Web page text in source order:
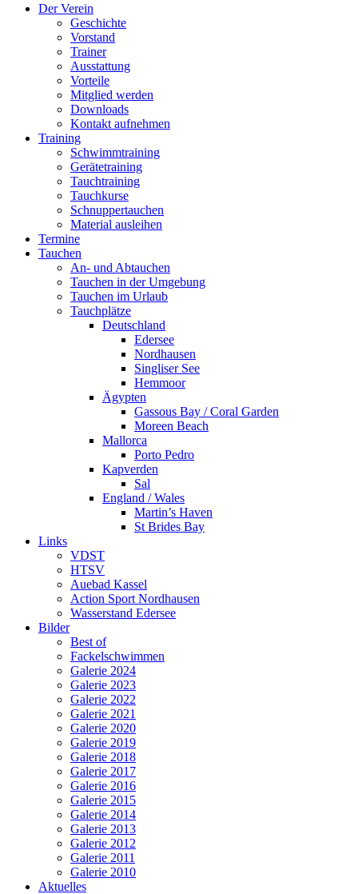
Der Verein
Geschichte
Vorstand
Trainer
Ausstattung
Vorteile
Mitglied werden
Downloads
Kontakt aufnehmen
Training
Schwimmtraining
Gerätetraining
Tauchtraining
Tauchkurse
Schnuppertauchen
Material ausleihen
Termine
Tauchen
An- und Abtauchen
Tauchen in der Umgebung
Tauchen im Urlaub
Tauchplätze
Deutschland
Edersee
Nordhausen
Singliser See
Hemmoor
Ägypten
Gassous Bay / Coral Garden
Moreen Beach
Mallorca
Porto Pedro
Kapverden
Sal
England / Wales
Martin’s Haven
St Brides Bay
Links
VDST
HTSV
Auebad Kassel
Action Sport Nordhausen
Wasserstand Edersee
Bilder
Best of
Fackelschwimmen
Galerie 2024
Galerie 2023
Galerie 2022
Galerie 2021
Galerie 2020
Galerie 2019
Galerie 2018
Galerie 2017
Galerie 2016
Galerie 2015
Galerie 2014
Galerie 2013
Galerie 2012
Galerie 2011
Galerie 2010
Aktuelles